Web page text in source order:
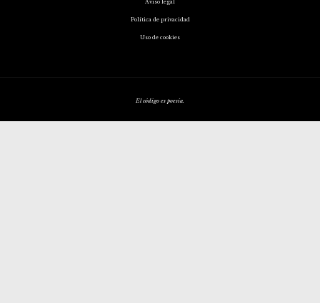
Aviso legal
Política de privacidad
Uso de cookies
El código es poesía.